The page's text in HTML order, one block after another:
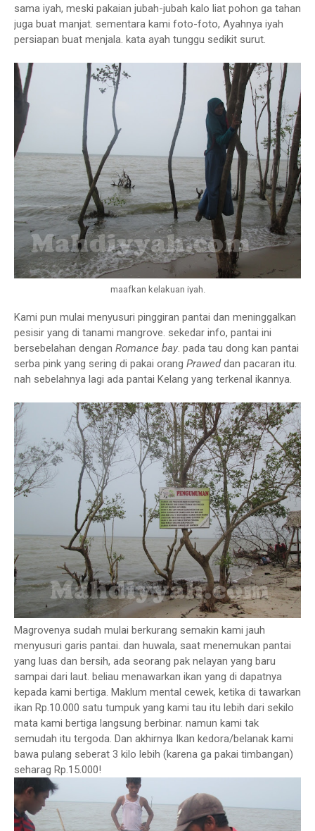
sama iyah, meski pakaian jubah-jubah kalo liat pohon ga tahan
juga buat manjat. sementara kami foto-foto, Ayahnya iyah
persiapan buat menjala. kata ayah tunggu sedikit surut.
maafkan kelakuan iyah.
Kami pun mulai menyusuri pinggiran pantai dan meninggalkan
pesisir yang di tanami mangrove. sekedar info, pantai ini
bersebelahan dengan Romance bay. pada tau dong kan pantai
serba pink yang sering di pakai orang Praweddan pacaran itu.
nah sebelahnya lagi ada pantai Kelang yang terkenal ikannya.
Magrovenya sudah mulai berkurang semakin kami jauh
menyusuri garis pantai. dan huwala, saat menemukan pantai
yang luas dan bersih, ada seorang pak nelayan yang baru
sampai dari laut. beliau menawarkan ikan yang di dapatnya
kepada kami bertiga. Maklum mental cewek, ketika di tawarkan
ikan Rp.10.000 satu tumpuk yang kami tau itu lebih dari sekilo
mata kami bertiga langsung berbinar. namun kami tak
semudah itu tergoda. Dan akhirnya Ikan kedora/belanak kami
bawa pulang seberat 3 kilo lebih (karena ga pakai timbangan)
seharag Rp.15.000!